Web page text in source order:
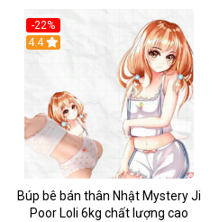
-22%
Hot
4.4
Búp bê bán thân Nhật Mystery Ji
Poor Loli 6kg chất lượng cao